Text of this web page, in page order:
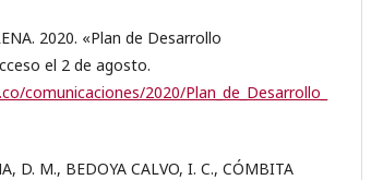
2020. «Plan de Desarrollo
el 2 de agosto.
comunicaciones/2020/Plan_de_Desarrollo_
D. M., BEDOYA CALVO, I. C., CÓMBITA